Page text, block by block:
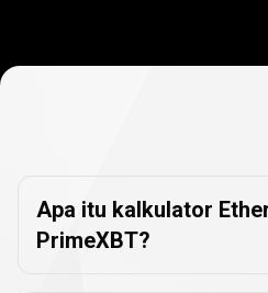
Mata
Uang
Apa itu kalkulator
PrimeXBT?